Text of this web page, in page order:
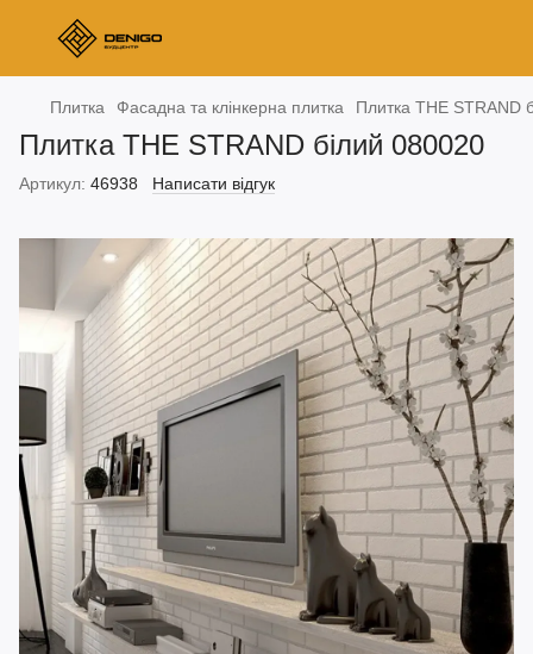
Плитка Фасадна та клінкерна плитка Плитка THE STRAND
Плитка THE STRAND білий 080020
Артикул: 46938 Написати відгук